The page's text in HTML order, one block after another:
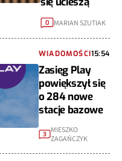
0 MARIAN SZUTIAK
WIADOMOŚCI15:54
Zasięg Play
powiększył się
o 284 nowe
stacje bazowe
3
MIESZKO
ZAGAŃCZYK